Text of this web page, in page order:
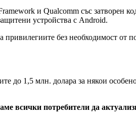
и Qualcomm със затворен
устройства с Android.
без необходимост от
до 1,5 млн. долара за някои
всички потребители да